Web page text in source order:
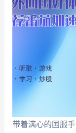
带着满心的国服